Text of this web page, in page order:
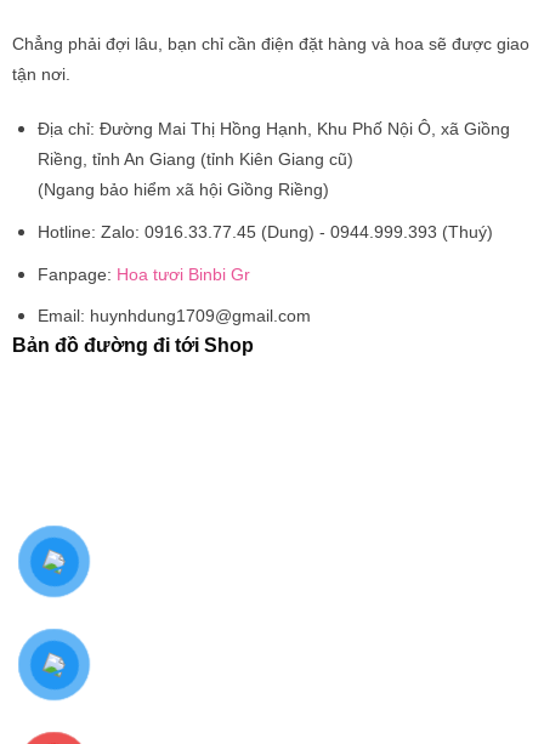
Chẳng phải đợi lâu, bạn chỉ cần điện đặt hàng và hoa sẽ được giao
tận nơi.
Địa chỉ: Đường Mai Thị Hồng Hạnh, Khu Phố Nội Ô, xã Giồng
Riềng, tỉnh An Giang (tỉnh Kiên Giang cũ)
(Ngang bảo hiểm xã hội Giồng Riềng)
Hotline: Zalo: 0916.33.77.45 (Dung) - 0944.999.393 (Thuý)
Fanpage: Hoa tươi Binbi Gr
Email: huynhdung1709@gmail.com
Bản đồ đường đi tới Shop